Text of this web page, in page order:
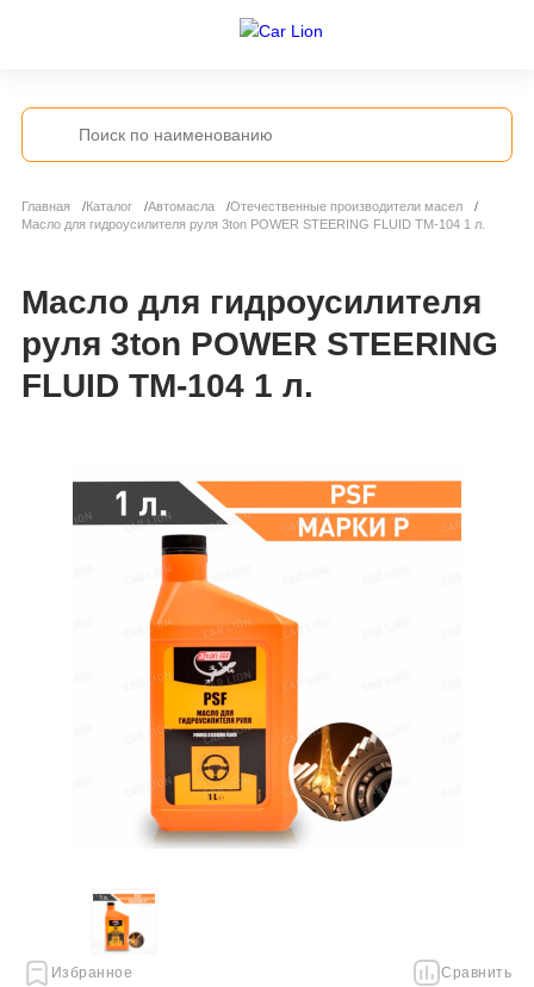
Главная Каталог Автомасла
Отечественные производители масел
Масло для гидроусилителя руля 3ton POWER STEERING FLUID TM-104 1 л.
Масло для гидроусилителя
руля 3ton POWER STEERING
FLUID TM-104 1 л.
Избранное Сравнить